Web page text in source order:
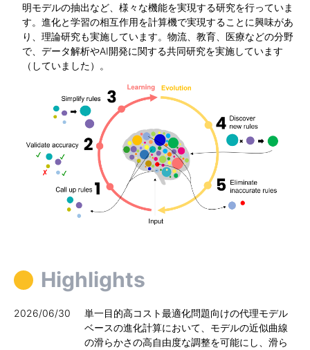
明モデルの抽出など、様々な機能を実現する研究を行っていま
す。進化と学習の相互作用を計算機で実現することに興味があ
り、理論研究も実施しています。物流、教育、医療などの分野
で、データ解析やAI開発に関する共同研究を実施しています
（していました）。
Highlights
2026/06/30
単一目的高コスト最適化問題向けの代理モデル
ベースの進化計算において、モデルの近似曲線
の滑らかさの高自由度な調整を可能にし、滑ら